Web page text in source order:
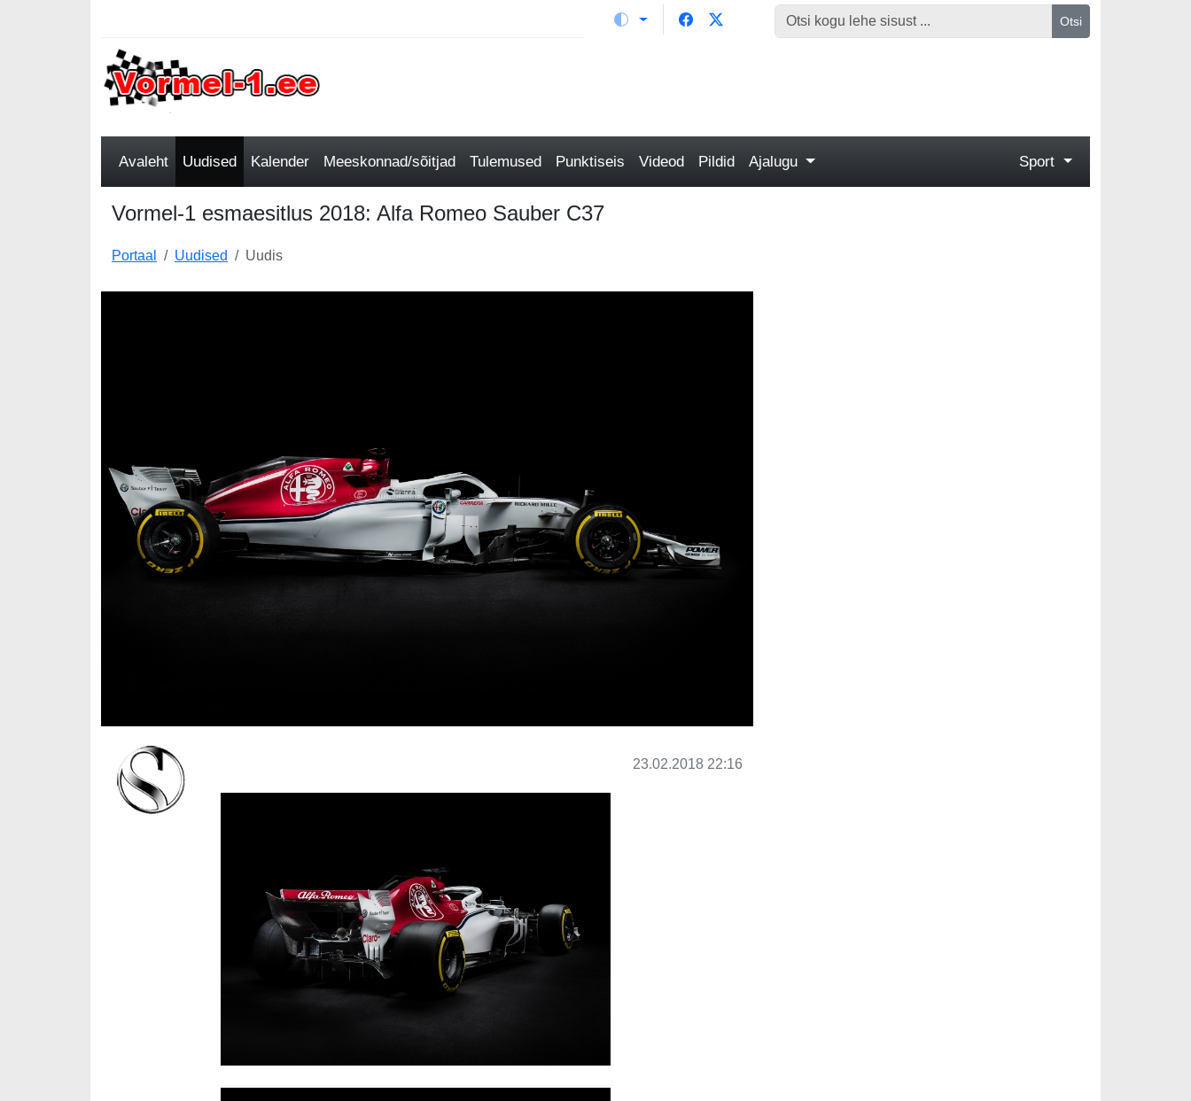
Otsi
Avaleht Uudised Kalender Meeskonnad/sõitjad Tulemused Punktiseis Videod Pildid Ajalugu Sport
Vormel-1 esmaesitlus 2018: Alfa Romeo Sauber C37
Portaal Uudised Uudis
23.02.2018 22:16